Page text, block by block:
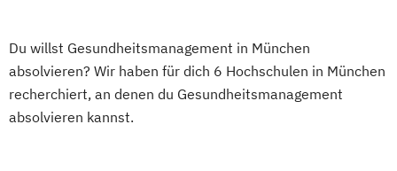
Du willst Gesundheitsmanagement in München
absolvieren? Wir haben für dich 6 Hochschulen in München
recherchiert, an denen du Gesundheitsmanagement
absolvieren kannst.